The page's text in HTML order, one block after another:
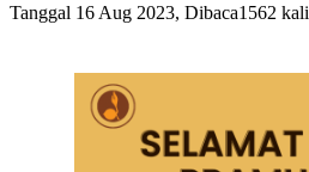
Tanggal 16 Aug 2023, Dibaca1562 kali